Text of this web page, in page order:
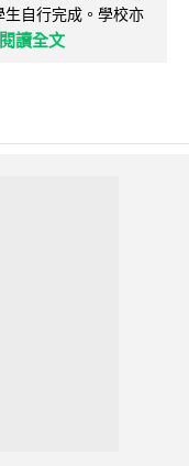
自行完成。學校亦
閱讀全文